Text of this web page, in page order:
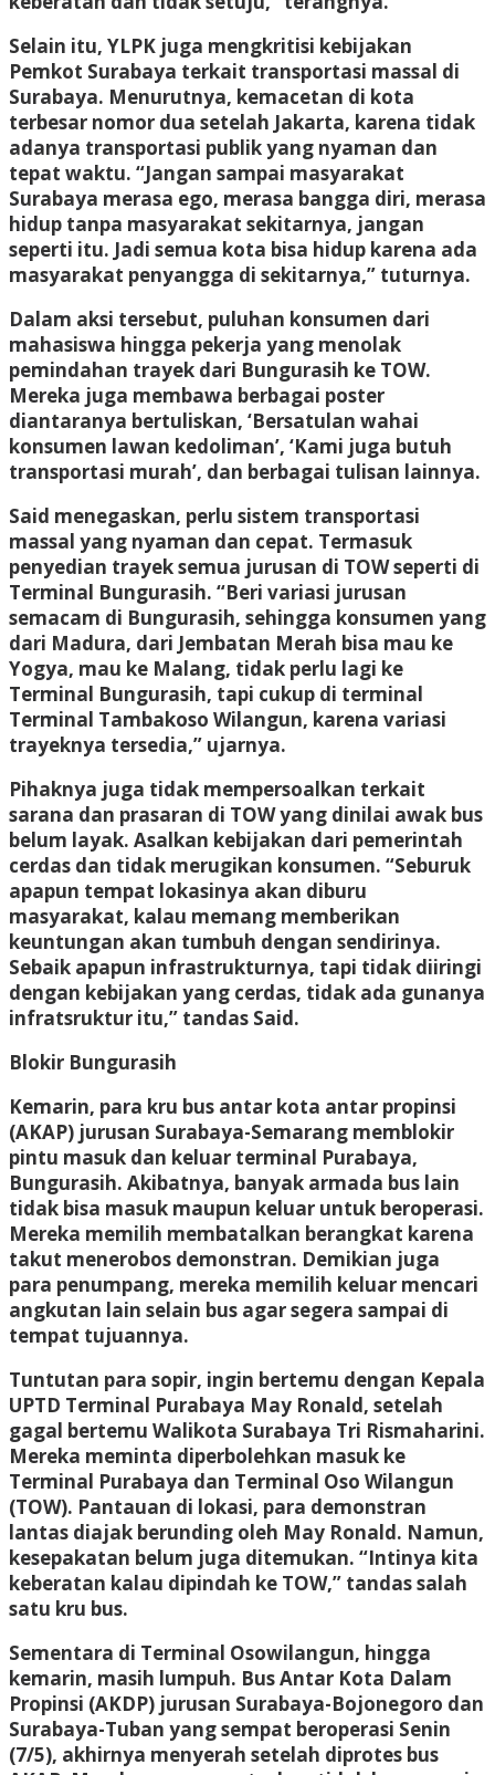
Selain itu, YLPK juga mengkritisi kebijakan
Pemkot Surabaya terkait transportasi massal di
Surabaya. Menurutnya, kemacetan di kota
terbesar nomor dua setelah Jakarta, karena tidak
adanya transportasi publik yang nyaman dan
tepat waktu. “Jangan sampai masyarakat
Surabaya merasa ego, merasa bangga diri, merasa
hidup tanpa masyarakat sekitarnya, jangan
seperti itu. Jadi semua kota bisa hidup karena ada
masyarakat penyangga di sekitarnya,” tuturnya.
Dalam aksi tersebut, puluhan konsumen dari
mahasiswa hingga pekerja yang menolak
pemindahan trayek dari Bungurasih ke TOW.
Mereka juga membawa berbagai poster
diantaranya bertuliskan, ‘Bersatulan wahai
konsumen lawan kedoliman’, ‘Kami juga butuh
transportasi murah’, dan berbagai tulisan lainnya.
Said menegaskan, perlu sistem transportasi
massal yang nyaman dan cepat. Termasuk
penyedian trayek semua jurusan di TOW seperti di
Terminal Bungurasih. “Beri variasi jurusan
semacam di Bungurasih, sehingga konsumen yang
dari Madura, dari Jembatan Merah bisa mau ke
Yogya, mau ke Malang, tidak perlu lagi ke
Terminal Bungurasih, tapi cukup di terminal
Terminal Tambakoso Wilangun, karena variasi
trayeknya tersedia,” ujarnya.
Pihaknya juga tidak mempersoalkan terkait
sarana dan prasaran di TOW yang dinilai awak bus
belum layak. Asalkan kebijakan dari pemerintah
cerdas dan tidak merugikan konsumen. “Seburuk
apapun tempat lokasinya akan diburu
masyarakat, kalau memang memberikan
keuntungan akan tumbuh dengan sendirinya.
Sebaik apapun infrastrukturnya, tapi tidak diiringi
dengan kebijakan yang cerdas, tidak ada gunanya
infratsruktur itu,” tandas Said.
Blokir Bungurasih
Kemarin, para kru bus antar kota antar propinsi
(AKAP) jurusan Surabaya-Semarang memblokir
pintu masuk dan keluar terminal Purabaya,
Bungurasih. Akibatnya, banyak armada bus lain
tidak bisa masuk maupun keluar untuk beroperasi.
Mereka memilih membatalkan berangkat karena
takut menerobos demonstran. Demikian juga
para penumpang, mereka memilih keluar mencari
angkutan lain selain bus agar segera sampai di
tempat tujuannya.
Tuntutan para sopir, ingin bertemu dengan Kepala
UPTD Terminal Purabaya May Ronald, setelah
gagal bertemu Walikota Surabaya Tri Rismaharini.
Mereka meminta diperbolehkan masuk ke
Terminal Purabaya dan Terminal Oso Wilangun
(TOW). Pantauan di lokasi, para demonstran
lantas diajak berunding oleh May Ronald. Namun,
kesepakatan belum juga ditemukan. “Intinya kita
keberatan kalau dipindah ke TOW,” tandas salah
satu kru bus.
Sementara di Terminal Osowilangun, hingga
kemarin, masih lumpuh. Bus Antar Kota Dalam
Propinsi (AKDP) jurusan Surabaya-Bojonegoro dan
Surabaya-Tuban yang sempat beroperasi Senin
(7/5), akhirnya menyerah setelah diprotes bus